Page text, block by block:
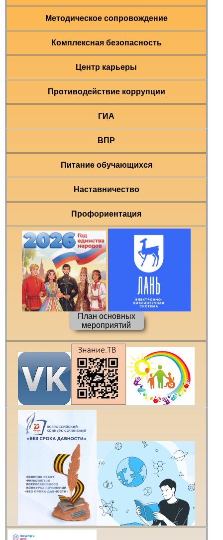
Методическое сопровождение
Комплексная безопасность
Центр карьеры
Противодействие коррупции
ГИА
ВПР
Питание обучающихся
Наставничество
Профориентация
План основных
мероприятий